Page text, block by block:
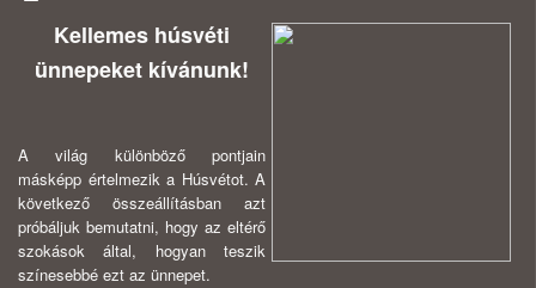
Kellemes húsvéti
ünnepeket kívánunk!
A világ különböző pontjain
másképp értelmezik a Húsvétot. A
következő összeállításban azt
próbáljuk bemutatni, hogy az eltérő
szokások által, hogyan teszik
színesebbé ezt az ünnepet.